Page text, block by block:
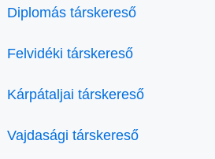
Diplomás társkereső
Felvidéki társkereső
Kárpátaljai társkereső
Vajdasági társkereső